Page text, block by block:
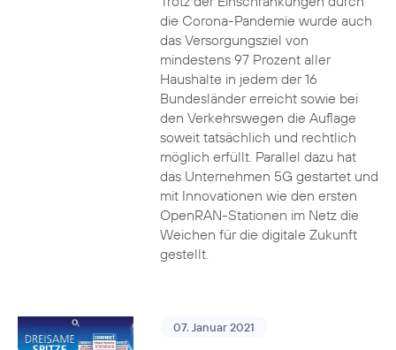
die Corona-Pandemie wurde auch
das Versorgungsziel von
mindestens 97 Prozent aller
Haushalte in jedem der 16
Bundesländer erreicht sowie bei
den Verkehrswegen die Auflage
soweit tatsächlich und rechtlich
möglich erfüllt. Parallel dazu hat
das Unternehmen 5G gestartet und
mit Innovationen wie den ersten
OpenRAN-Stationen im Netz die
Weichen für die digitale Zukunft
gestellt.
07. Januar 2021